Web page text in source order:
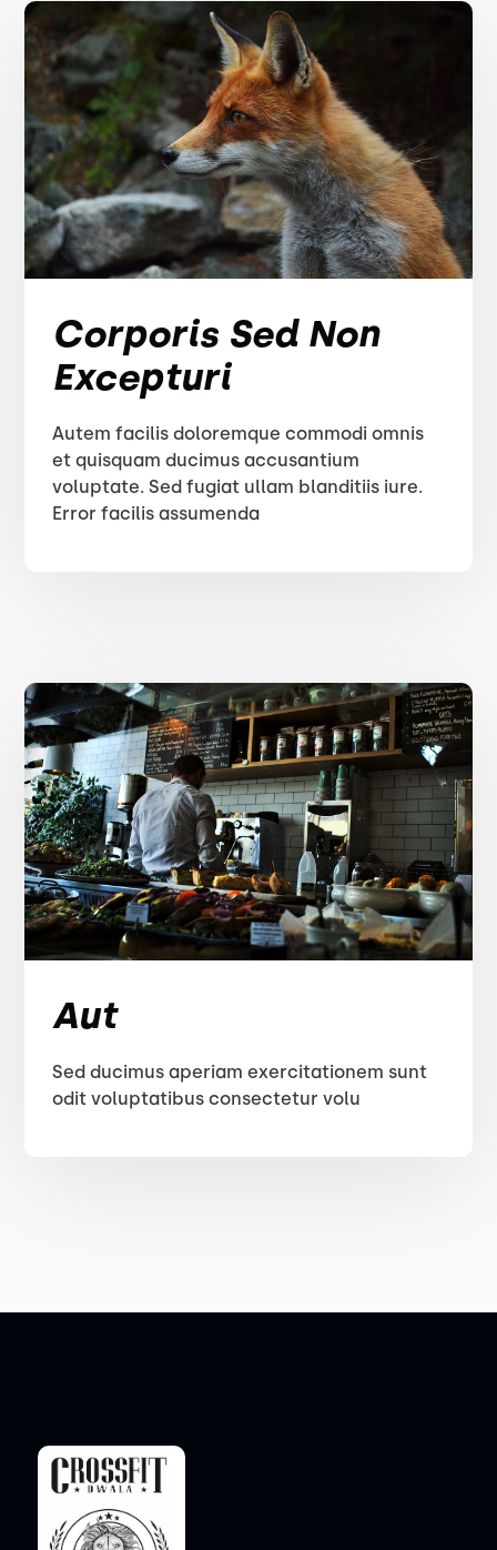
Corporis Sed Non
Excepturi
Autem facilis doloremque commodi omnis
et quisquam ducimus accusantium
voluptate. Sed fugiat ullam blanditiis iure.
Error facilis assumenda
Aut
Sed ducimus aperiam exercitationem sunt
odit voluptatibus consectetur volu